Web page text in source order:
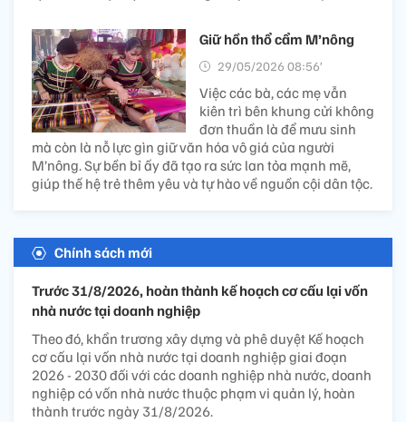
Giữ hồn thổ cẩm M’nông
29/05/2026 08:56’
Việc các bà, các mẹ vẫn
kiên trì bên khung cửi không
đơn thuần là để mưu sinh
mà còn là nỗ lực gìn giữ văn hóa vô giá của người
M’nông. Sự bền bỉ ấy đã tạo ra sức lan tỏa mạnh mẽ,
giúp thế hệ trẻ thêm yêu và tự hào về nguồn cội dân tộc.
Chính sách mới
Trước 31/8/2026, hoàn thành kế hoạch cơ cấu lại vốn
nhà nước tại doanh nghiệp
Theo đó, khẩn trương xây dựng và phê duyệt Kế hoạch
cơ cấu lại vốn nhà nước tại doanh nghiệp giai đoạn
2026 - 2030 đối với các doanh nghiệp nhà nước, doanh
nghiệp có vốn nhà nước thuộc phạm vi quản lý, hoàn
thành trước ngày 31/8/2026.